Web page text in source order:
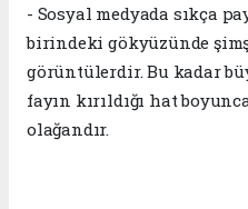
- Sosyal medyada sıkça
birindeki gökyüzünde
görüntülerdir. Bu kadar
fayın kırıldığı hat
olağandır.